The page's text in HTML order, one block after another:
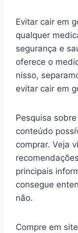
Evitar cair em
qualquer
segurança e
oferece o
nisso,
evitar cair em
Pesquisa
conteúdo
comprar. Veja
principais
consegue
não.
Compre em